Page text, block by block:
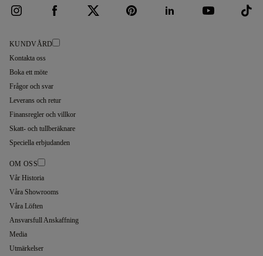
KUNDVÅRD
Kontakta oss
Boka ett möte
Frågor och svar
Leverans och retur
Finansregler och villkor
Skatt- och tullberäknare
Speciella erbjudanden
OM OSS
Vår Historia
Våra Showrooms
Våra Löften
Ansvarsfull Anskaffning
Media
Utmärkelser